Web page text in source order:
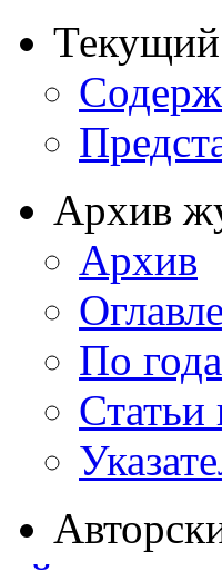
Архив
Архив
По
Статьи